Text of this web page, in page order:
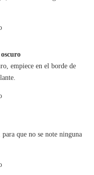
empiece en el borde de
que no se note ninguna